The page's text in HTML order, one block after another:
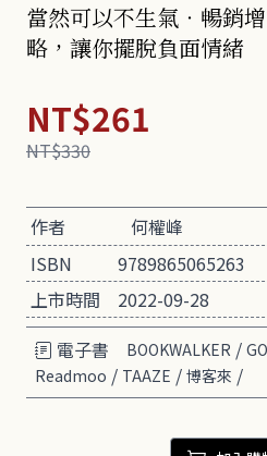
當然可以不生氣‧暢銷
略，讓你擺脫負面情緒
NT$261
NT$330
作者
何權峰
ISBN
9789865065263
上市時間
2022-09-28
電子書
BOOKWALKER /
Readmoo / TAAZE / 博客來 /